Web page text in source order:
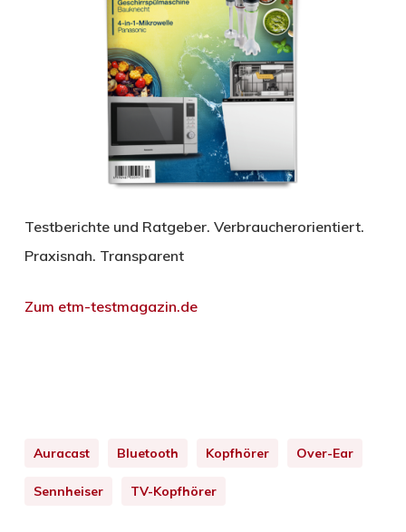
Testberichte und Ratgeber. Verbraucherorientiert.
Praxisnah. Transparent
Zum etm-testmagazin.de
Auracast Bluetooth Kopfhörer Over-Ear
Sennheiser TV-Kopfhörer